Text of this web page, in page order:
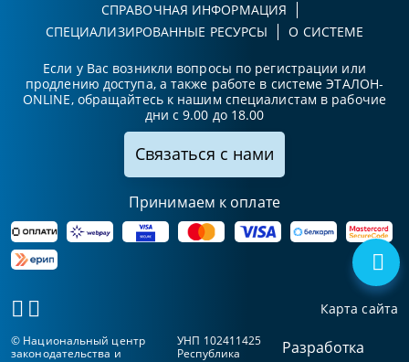
СПРАВОЧНАЯ ИНФОРМАЦИЯ
СПЕЦИАЛИЗИРОВАННЫЕ РЕСУРСЫ
О СИСТЕМЕ
Если у Вас возникли вопросы по регистрации или
продлению доступа, а также работе в системе ЭТАЛОН-
ONLINE, обращайтесь к нашим специалистам в рабочие
дни с 9.00 до 18.00
Связаться с нами
Принимаем к оплате
Карта сайта
© Национальный центр
законодательства и
УНП 102411425
Республика
Разработка